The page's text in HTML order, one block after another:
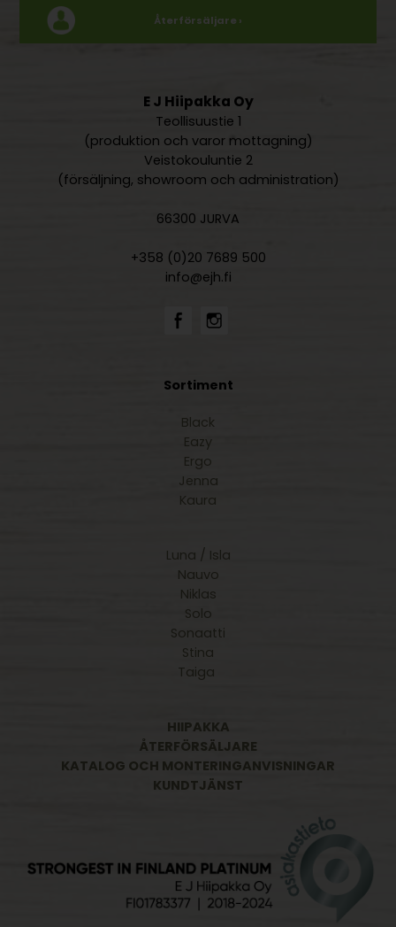
Återförsäljare ›
E J Hiipakka Oy
Teollisuustie 1
(produktion och varor mottagning)
Veistokouluntie 2
(försäljning, showroom och administration)
66300 JURVA
+358 (0)20 7689 500
info@ejh.fi
Sortiment
Black
Eazy
Ergo
Jenna
Kaura
Luna / Isla
Nauvo
Niklas
Solo
Sonaatti
Stina
Taiga
HIIPAKKA
ÅTERFÖRSÄLJARE
KATALOG OCH MONTERINGANVISNINGAR
KUNDTJÄNST